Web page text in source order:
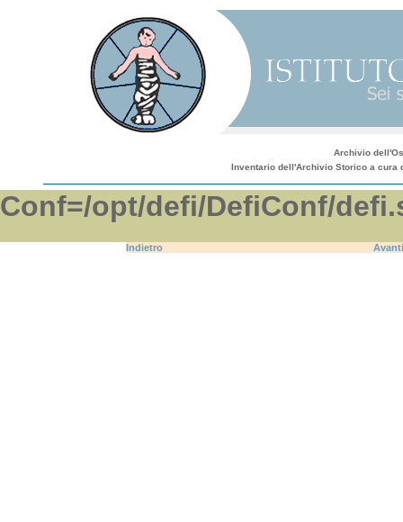
Archivio
Inventario dell'Archivio Storico a cura
Conf=/opt/defi/DefiConf/
Indietro Avanti